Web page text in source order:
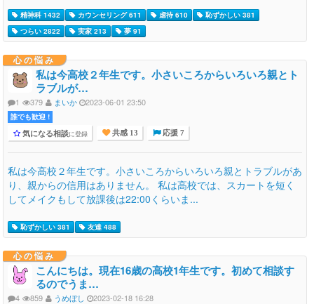
精神科 1432 カウンセリング 611 虐待 610
恥ずかしい 381
つらい 2822
実家 213 夢 91
心の悩み
私は今高校２年生です。小さいころからいろいろ親とト
ラブルが…
1 379 まいか 2023-06-01 23:50
誰でも歓迎 !
気になる相談に登録 共感 13 応援 7
私は今高校２年生です。小さいころからいろいろ親とトラブルがあ
り、親からの信用はありません。 私は高校では、スカートを短く
してメイクもして放課後は22:00くらいま...
恥ずかしい 381 友達 488
心の悩み
こんにちは。現在16歳の高校1年生です。初めて相談す
るのでうま…
4 859 うめぼし 2023-02-18 16:28